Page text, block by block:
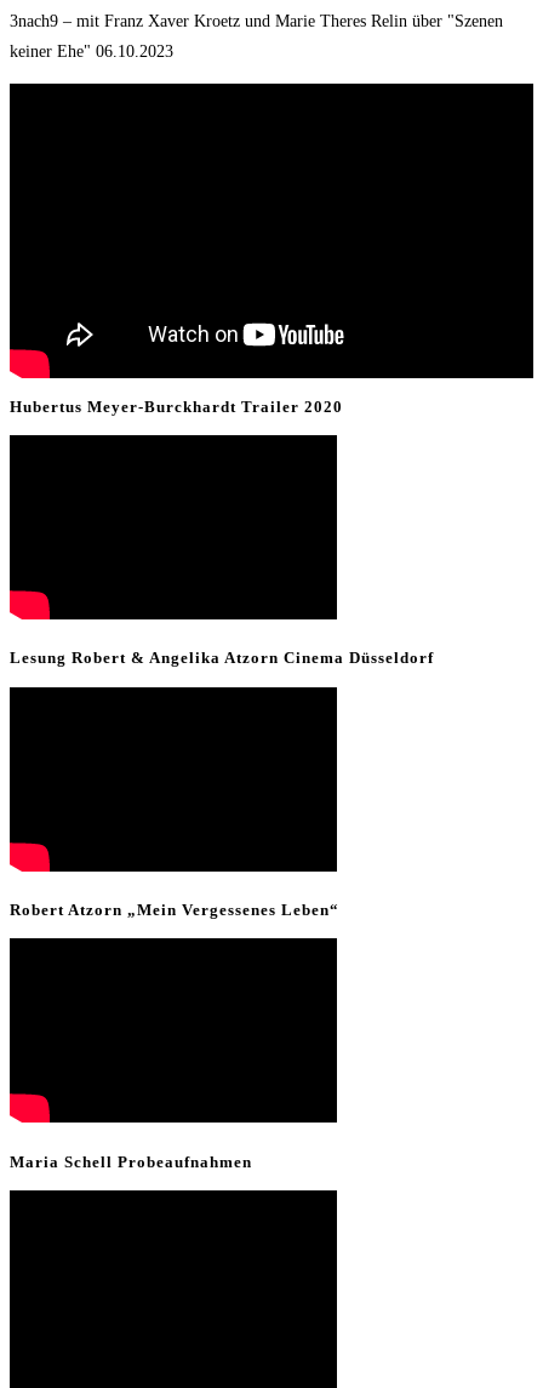
3nach9 – mit Franz Xaver Kroetz und Marie Theres Relin über "Szenen
keiner Ehe" 06.10.2023
Hubertus Meyer-Burckhardt Trailer 2020
Lesung Robert & Angelika Atzorn Cinema Düsseldorf
Robert Atzorn „Mein Vergessenes Leben“
Maria Schell Probeaufnahmen